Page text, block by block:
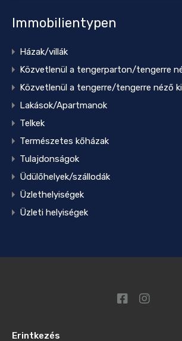
Immobilientypen
Házak/villák
Közvetlenül a tengerparton/tengerre
Közvetlenül a tengerre/tengerre néző
Lakások/Apartmanok
Telkek
Természetes kőházak
Tulajdonságok
Üdülőhelyek/szállodák
Üzlethelyiségek
Üzleti helyiségek
Erintkezés